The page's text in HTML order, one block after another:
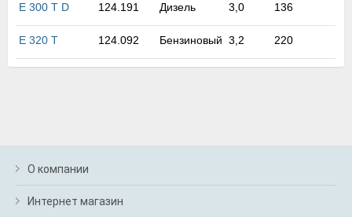
E 300 T D 124.191 Дизель 3,0 136
E 320 T 124.092 Бензиновый 3,2 220
О компании
Интернет магазин